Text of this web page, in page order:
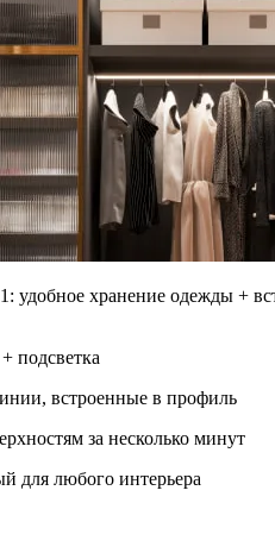
удобное хранение одежды +
подсветка
встроенные в профиль
за несколько минут
для любого интерьера